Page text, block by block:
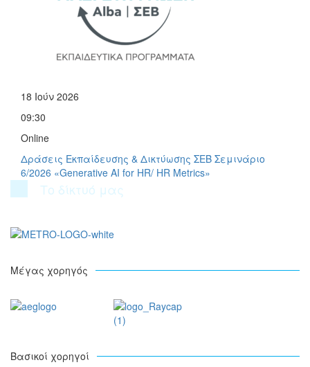
18 Ιούν 2026
09:30
Online
Δράσεις Εκπαίδευσης & Δικτύωσης ΣΕΒ Σεμινάριο
6/2026 «Generative AI for HR/ HR Metrics»
Το δίκτυό μας
Μέγας χορηγός
Βασικοί χορηγοί